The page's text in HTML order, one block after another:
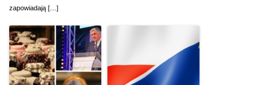
zapowiadają […]